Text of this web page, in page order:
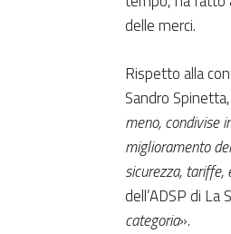
delle merci.
Rispetto alla
Sandro
meno, condivise
miglioramento
sicurezza, tariffe,
dell’ADSP di La
categoria».